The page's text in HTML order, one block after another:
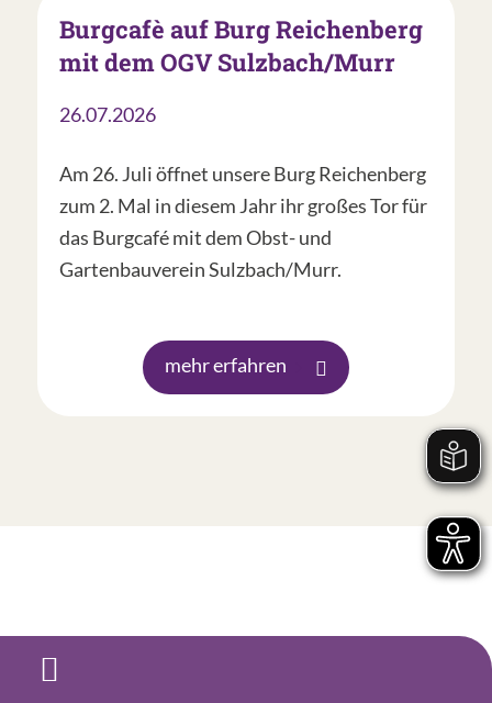
Burgcafè auf Burg Reichenberg
mit dem OGV Sulzbach/Murr
26.07.2026
Am 26. Juli öffnet unsere Burg Reichenberg
zum 2. Mal in diesem Jahr ihr großes Tor für
das Burgcafé mit dem Obst- und
Gartenbauverein Sulzbach/Murr.
mehr erfahren